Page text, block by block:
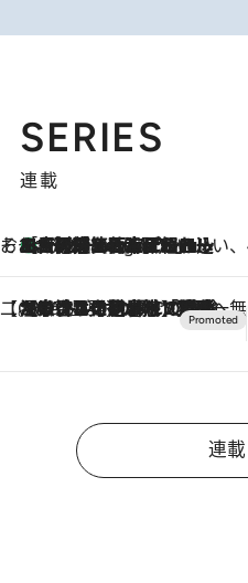
SERIES
連載
そおだよおこの関西おいしい、おやつ紀行4 Hours Ago
［大阪府箕面市］一皿一皿目の前で仕上げられる、料理を巧みに組み込んだアシェットデセールコース「ミチル アシェット デセール（Michiru assiette dessert）」
【CREA×星野リゾート】唯一無二。癒しと発見が待つ場所へ
2026.8.7
【トンボの足水浴】ヒノキの香りに包まれて涼感マックス！約13℃の湧水かけ流しを避暑地「星野温泉 トンボの湯」で体験
連